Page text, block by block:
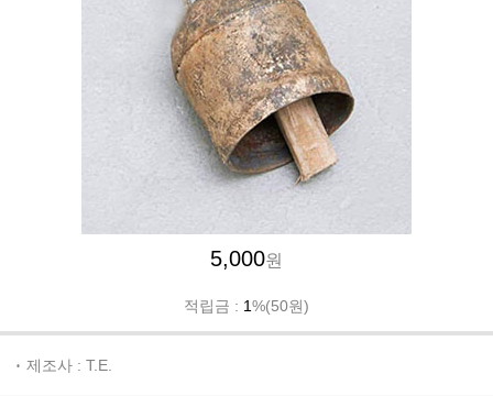
5,000원
적립금 : 1%(50원)
제조사 : T.E.